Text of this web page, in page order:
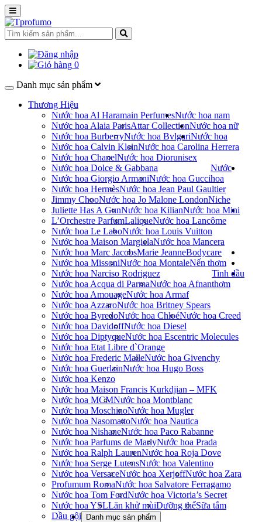
0
Danh mục sản phẩm
Thương Hiệu
Nước hoa Al Haramain Perfumes
Nước hoa Alaia ParisAttar Collection
Nước hoa BurberryNước hoa Bvlgari
Nước hoa Calvin KleinNước hoa Carolina Herrera
Nước hoa ChanelNước hoa Dior
Nước hoa Dolce & Gabbana
Nước hoa Giorgio ArmaniNước hoa Gucci
Nước hoa HermèsNước hoa Jean Paul Gaultier
Jimmy ChooNước hoa Jo Malone London
Juliette Has A GunNước hoa Kilian
L’Orchestre ParfumLaliqueNước hoa Lancôme
Nước hoa Le LaboNước hoa Louis Vuitton
Nước hoa Maison MargielaNước hoa Mancera
Nước hoa Marc JacobsMarie Jeanne
Nước hoa MissoniNước hoa Montale
Nước hoa Narciso Rodriguez
Nước hoa Acqua di ParmaNước hoa Afnan
Nước hoa AmouageNước hoa Armaf
Nước hoa AzzaroNước hoa Britney Spears
Nước hoa ByredoNước hoa ChloéNước hoa Creed
Nước hoa DavidoffNước hoa Diesel
Nước hoa DiptyqueNước hoa Escentric Molecules
Nước hoa Etat Libre d`Orange
Nước hoa Frederic MalleNước hoa Givenchy
Nước hoa GuerlainNước hoa Hugo Boss
Nước hoa Kenzo
Nước hoa Maison Francis Kurkdjian – MFK
Nước hoa MCMNước hoa Montblanc
Nước hoa MoschinoNước hoa Mugler
Nước hoa NasomattoNước hoa Nautica
Nước hoa NishaneNước hoa Paco Rabanne
Nước hoa Parfums de MarlyNước hoa Prada
Nước hoa Ralph LaurenNước hoa Roja Dove
Nước hoa Serge LutensNước hoa Valentino
Nước hoa VersaceNước hoa XerjoffNước hoa Zara
Profumum RomaNước hoa Salvatore Ferragamo
Nước hoa Tom FordNước hoa Victoria’s Secret
Nước hoa YSL
Nước hoa nam
Nước hoa nữ
Nước hoa
unisex
Nước
hoa
Niche
Nước hoa Mini
Bodycare
Lăn khử mùiDưỡng thểSữa tắm
Dầu gội
Nến thơm
Tinh dầu
thơm
Danh mục sản phẩm